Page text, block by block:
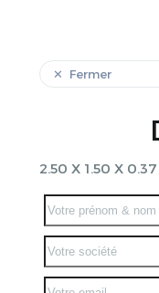
Fermer
2.50 X 1.50 X